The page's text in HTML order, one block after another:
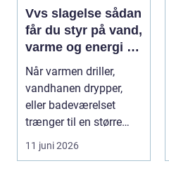
Vvs slagelse sådan
får du styr på vand,
varme og energi i
din bolig
Når varmen driller,
vandhanen drypper,
eller badeværelset
trænger til en større
renovering, er en dy...
11 juni 2026